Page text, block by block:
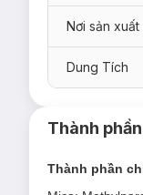
*Lưu ý: Hiện
Kết cấu
Nơi sản xuất
Dung Tích
Thành
Thành phần